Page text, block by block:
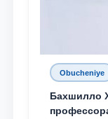
Obucheniye
Бахшилло